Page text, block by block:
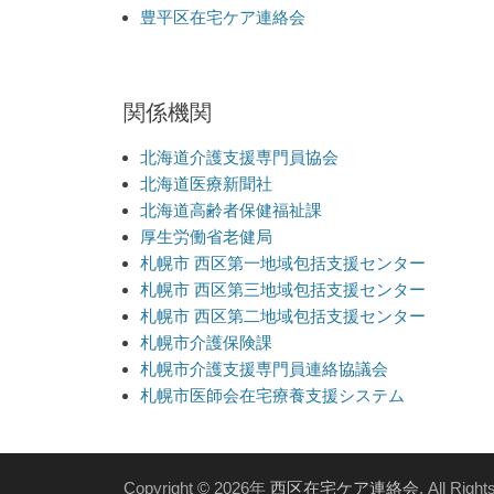
豊平区在宅ケア連絡会
関係機関
北海道介護支援専門員協会
北海道医療新聞社
北海道高齢者保健福祉課
厚生労働省老健局
札幌市 西区第一地域包括支援センター
札幌市 西区第三地域包括支援センター
札幌市 西区第二地域包括支援センター
札幌市介護保険課
札幌市介護支援専門員連絡協議会
札幌市医師会在宅療養支援システム
Copyright © 2026年 西区在宅ケア連絡会. All